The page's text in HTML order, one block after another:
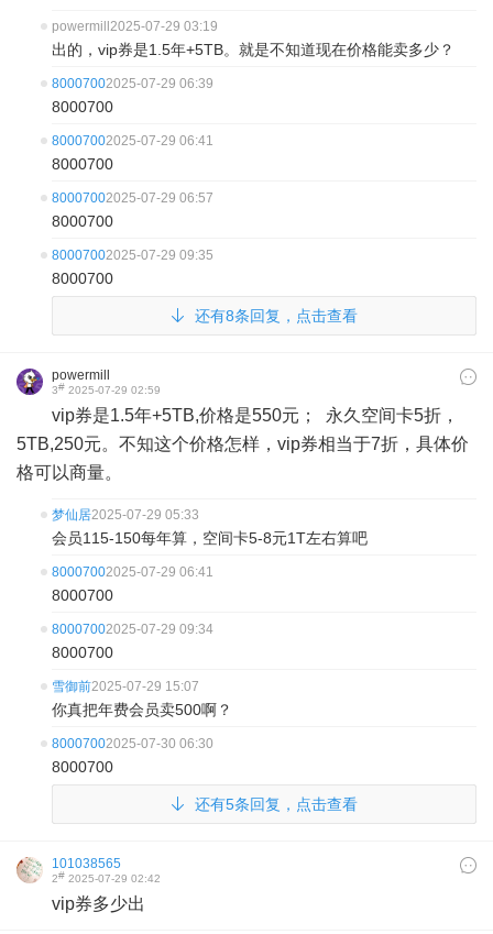
powermill 2025-07-29 03:19
出的，vip券是1.5年+5TB。就是不知道现在价格能卖多少？
80007002025-07-29 06:39
8000700
80007002025-07-29 06:41
8000700
80007002025-07-29 06:57
8000700
80007002025-07-29 09:35
8000700
还有8条回复，点击查看
powermill
3# 2025-07-29 02:59
vip券是1.5年+5TB,价格是550元； 永久空间卡5折，
5TB,250元。不知这个价格怎样，vip券相当于7折，具体价
格可以商量。
梦仙居2025-07-29 05:33
会员115-150每年算，空间卡5-8元1T左右算吧
80007002025-07-29 06:41
8000700
80007002025-07-29 09:34
8000700
雪御前2025-07-29 15:07
你真把年费会员卖500啊？
80007002025-07-30 06:30
8000700
还有5条回复，点击查看
101038565
2# 2025-07-29 02:42
vip券多少出